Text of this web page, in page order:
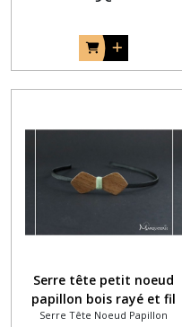
Serre tête petit noeud
papillon bois rayé et fil
coton vert eau
Serre Tête Noeud Papillon